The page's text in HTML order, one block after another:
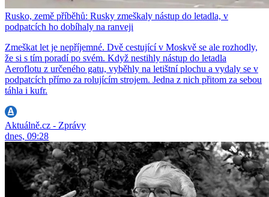
Rusko, země příběhů: Rusky zmeškaly nástup do letadla, v
podpatcích ho dobíhaly na ranveji
Zmeškat let je nepříjemné. Dvě cestující v Moskvě se ale rozhodly,
že si s tím poradí po svém. Když nestihly nástup do letadla
Aeroflotu z určeného gatu, vyběhly na letištní plochu a vydaly se v
podpatcích přímo za rolujícím strojem. Jedna z nich přitom za sebou
táhla i kufr.
Aktuálně.cz - Zprávy
dnes, 09:28